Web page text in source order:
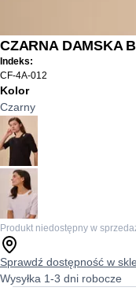
CZARNA DAMSKA
Indeks:
CF-4A-012
Kolor
Czarny
Produkt niedostępny w
Sprawdź dostępność w
Wysyłka 1-3 dni robocze